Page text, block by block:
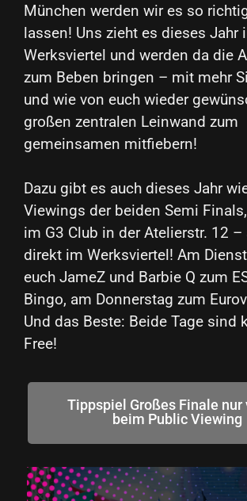
München werden wir es so
lassen! Uns zieht es dieses Jahr
Werksviertel und werden da die
zum Beben bringen – mit mehr
und wie von euch wieder
großen zentralen Leinwand zum
gemeinsamen mitfiebern!
Dazu gibt es auch dieses Jahr
Viewings der beiden Semi
im G3 Club in der Atelierstr. 12 –
direkt im Werksviertel! Am
euch JameZ und Barbie Q zum
Bingo, am Donnerstag zum
Und das Beste: Beide Tage sind
Free!
Tippspiel Großes Finale nur
beim Public Viewing